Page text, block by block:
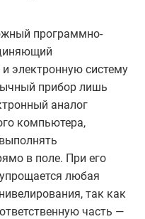
программно-
электронную систему
прибор лишь
аналог
компьютера,
в поле. При его
любая
так как
часть —